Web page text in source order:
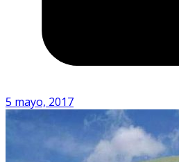
5 mayo, 2017